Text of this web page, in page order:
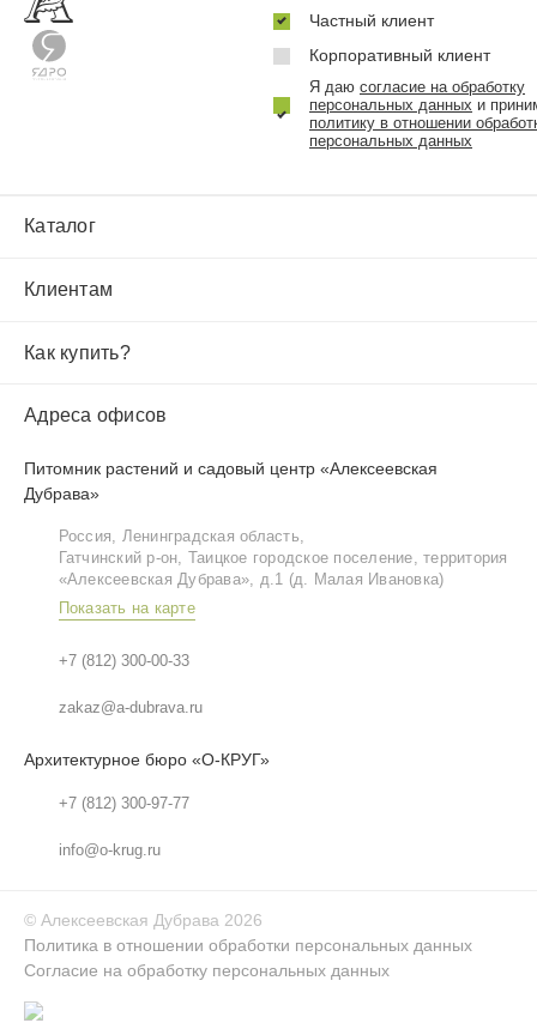
Каталог
Клиентам
Как купить?
Адреса офисов
Питомник растений и садовый центр «Алексеевская
Дубрава»
Россия, Ленинградская область,
Гатчинский р‑он, Таицкое городское поселение, территория
«Алексеевская Дубрава», д.1 (д. Малая Ивановка)
Показать на карте
+7 (812) 300-00-33
zakaz@a-dubrava.ru
Архитектурное бюро «О-КРУГ»
+7 (812) 300-97-77
info@o-krug.ru
Частный клиент
Корпоративный клиент
Я даю согласие на обработку
персональных данных и
политику в отношении
персональных данных
© Алексеевская Дубрава 2026
Политика в отношении обработки персональных данных
Согласие на обработку персональных данных